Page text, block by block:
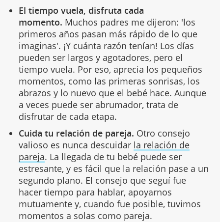
El tiempo vuela, disfruta cada
momento. Muchos padres me dijeron: 'los
primeros años pasan más rápido de lo que
imaginas'. ¡Y cuánta razón tenían! Los días
pueden ser largos y agotadores, pero el
tiempo vuela. Por eso, aprecia los pequeños
momentos, como las primeras sonrisas, los
abrazos y lo nuevo que el bebé hace. Aunque
a veces puede ser abrumador, trata de
disfrutar de cada etapa.
Cuida tu relación de pareja. Otro consejo
valioso es nunca descuidar la relación de
pareja. La llegada de tu bebé puede ser
estresante, y es fácil que la relación pase a un
segundo plano. El consejo que seguí fue
hacer tiempo para hablar, apoyarnos
mutuamente y, cuando fue posible, tuvimos
momentos a solas como pareja.